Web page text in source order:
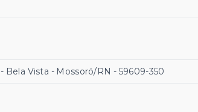
Bela Vista - Mossoró/RN - 59609-350